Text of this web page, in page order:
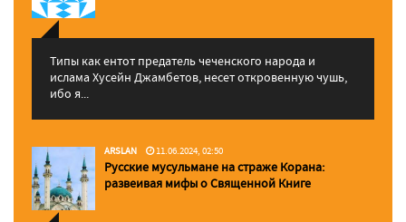
Типы как ентот предатель чеченского народа и
ислама Хусейн Джамбетов, несет откровенную чушь,
ибо я...
ARSLAN 11.06.2024, 02:50
Русские мусульмане на страже Корана:
pазвеивая мифы о Священной Книге